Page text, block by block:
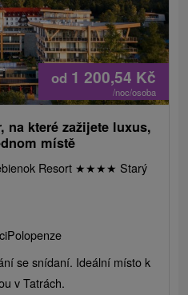
od 1 200,54 Kč
/noc/osoba
na které zažijete luxus,
místě
Resort ★★★★ Starý
Polopenze
se snídaní. Ideální místo k
v Tatrách.